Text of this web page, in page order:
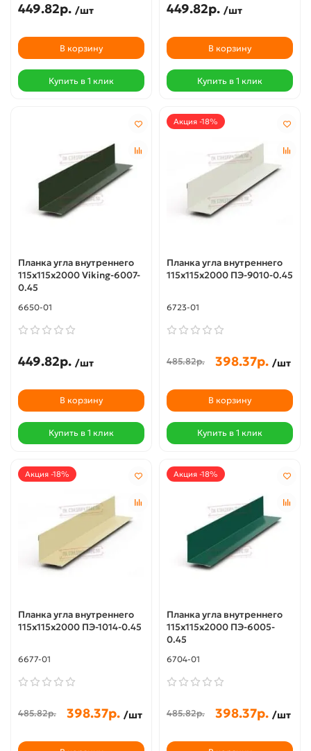
449.82р. /шт
В корзину
Купить в 1 клик
449.82р. /шт
В корзину
Купить в 1 клик
Планка угла внутреннего
115х115х2000 Viking-6007-
0.45
6650-01
449.82р. /шт
В корзину
Купить в 1 клик
Акция -18%
Планка угла внутреннего
115х115х2000 ПЭ-9010-0.45
6723-01
485.82р. 398.37р. /шт
В корзину
Купить в 1 клик
Акция -18%
Планка угла внутреннего
115х115х2000 ПЭ-1014-0.45
6677-01
485.82р. 398.37р. /шт
Акция -18%
Планка угла внутреннего
115х115х2000 ПЭ-6005-
0.45
6704-01
485.82р. 398.37р. /шт